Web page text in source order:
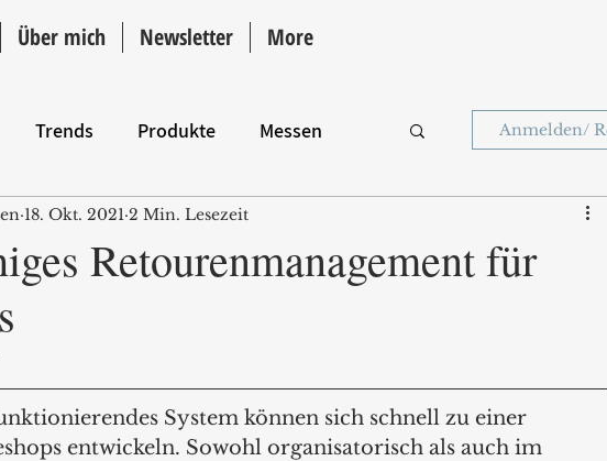
Über mich Newsletter More
Trends Produkte Messen Anmelden/
Retourenmanagement für
18. Okt. 2021 2 Min. Lesezeit
System können sich schnell zu einer
entwickeln. Sowohl organisatorisch als auch im